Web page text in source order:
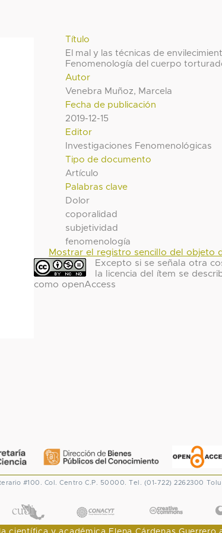
Título
El mal y las técnicas de
Fenomenología del cuerpo
Autor
Venebra Muñoz, Marcela
Fecha de publicación
2019-12-15
Editor
Investigaciones Fenomenológicas
Tipo de documento
Artículo
Palabras clave
Dolor
coporalidad
subjetividad
fenomenología
Mostrar el registro sencillo del objeto
Excepto si se señala otra
la licencia del ítem se
como openAccess
#100. Col. Centro C.P. 50000. Tel. (01-722) 2262300